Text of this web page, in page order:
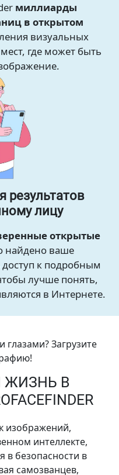
миллиарды
в открытом
визуальных
где может быть
результатов
лицу
открытые
найдено ваше
к подробным
лучше понять,
в Интернете.
глазами? Загрузите
ЖИЗНЬ В
изображений,
интеллекте,
в безопасности в
самозванцев,